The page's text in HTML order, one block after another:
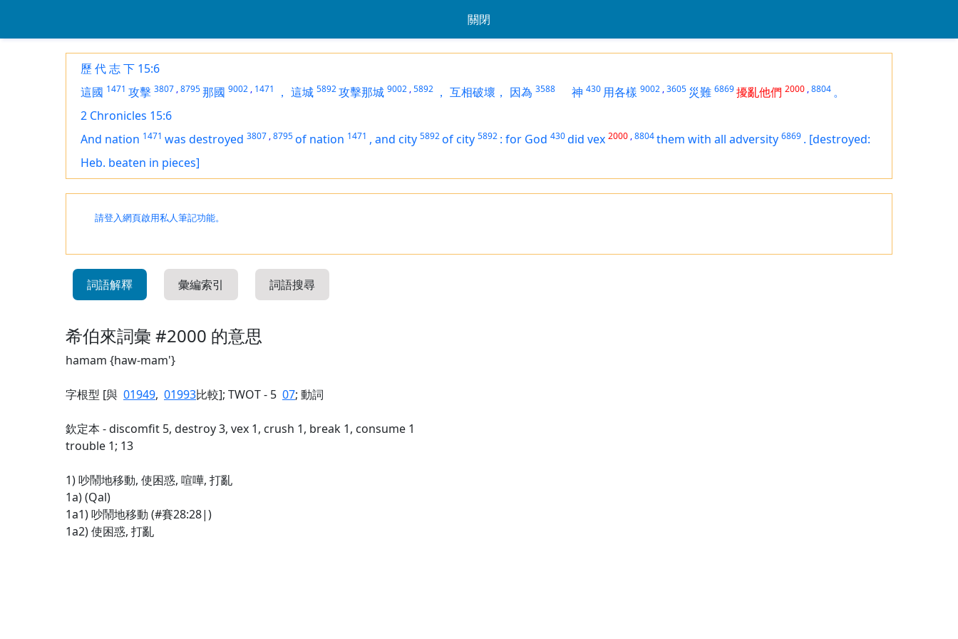
關閉
歷 代 志 下 15:6
這國 1471 攻擊 3807 ,8795那國 9002 , 1471 ， 這城 5892攻擊那城 9002 ,5892 ， 互相破壞， 因為 3588 神 430 用各樣 9002 ,3605 災難 6869擾亂他們 2000 ,8804 。
2 Chronicles 15:6
And nation 1471 was destroyed 3807 ,8795of nation 1471 , and city 5892of city 5892 : for God 430did vex 2000 ,8804them with all adversity 6869 . [destroyed:
Heb. beaten in pieces]
請登入網頁啟用私人筆記功能。
詞語解釋 彙編索引 詞語搜尋
希伯來詞彙 #2000 的意思
hamam {haw-mam'}
字根型 [與 01949, 01993比較]; TWOT - 5 07; 動詞
欽定本 - discomfit 5, destroy 3, vex 1, crush 1, break 1, consume 1
trouble 1; 13
1) 吵鬧地移動, 使困惑, 喧嘩, 打亂
1a) (Qal)
1a1) 吵鬧地移動 (#賽28:28|)
1a2) 使困惑, 打亂